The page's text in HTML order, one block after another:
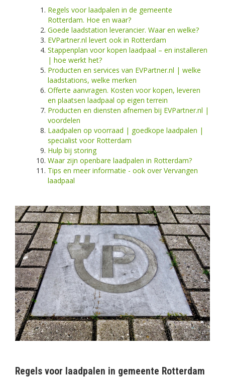
Regels voor laadpalen in de gemeente
Rotterdam. Hoe en waar?
Goede laadstation leverancier. Waar en welke?
EVPartner.nl levert ook in Rotterdam
Stappenplan voor kopen laadpaal – en installeren
| hoe werkt het?
Producten en services van EVPartner.nl | welke
laadstations, welke merken
Offerte aanvragen. Kosten voor kopen, leveren
en plaatsen laadpaal op eigen terrein
Producten en diensten afnemen bij EVPartner.nl |
voordelen
Laadpalen op voorraad | goedkope laadpalen |
specialist voor Rotterdam
Hulp bij storing
Waar zijn openbare laadpalen in Rotterdam?
Tips en meer informatie - ook over Vervangen
laadpaal
Regels voor laadpalen in gemeente Rotterdam